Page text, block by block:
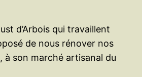
d’Arbois qui travaillent
de nous rénover nos
à son marché artisanal du